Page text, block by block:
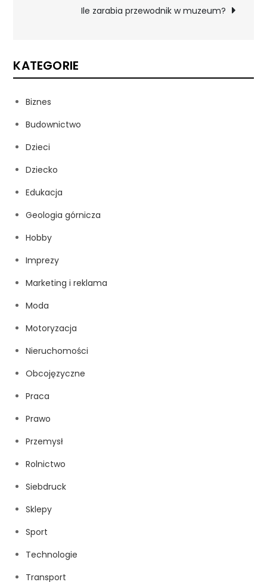
Ile zarabia przewodnik w muzeum?
KATEGORIE
Biznes
Budownictwo
Dzieci
Dziecko
Edukacja
Geologia górnicza
Hobby
Imprezy
Marketing i reklama
Moda
Motoryzacja
Nieruchomości
Obcojęzyczne
Praca
Prawo
Przemysł
Rolnictwo
Siebdruck
Sklepy
Sport
Technologie
Transport